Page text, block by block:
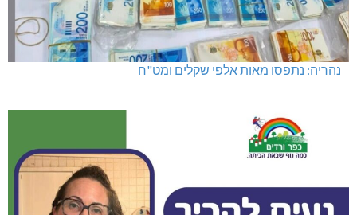
נהריה: נתפסו מאות אלפי שקלים ומט"ח